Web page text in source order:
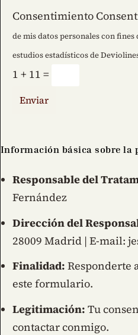
Consentimiento
de mis datos personales con
estudios estadísticos de
1 + 11 =
Enviar
Información básica sobre la
Responsable del
Fernández
Dirección del
28009 Madrid | E-mail:
Finalidad: Responderte
este formulario.
Legitimación: Tu
contactar conmigo.